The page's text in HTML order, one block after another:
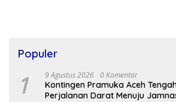
Populer
1 9 Agustus 2026 0 Komentar
Kontingen Pramuka Aceh
Perjalanan Darat Menuju